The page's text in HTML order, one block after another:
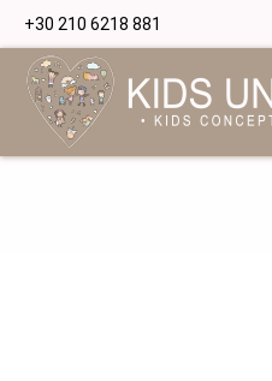
+30 210 6218 881